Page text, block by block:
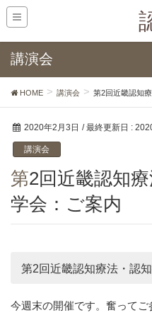
講演会
HOME 講演会 第2回近畿認知
2020年2月3日 / 最終更新日 :
講演会
第2回近畿認知療法・認知行動療法
学会：ご案内
第2回近畿認知療法・認
今週末の開催です。奮ってご